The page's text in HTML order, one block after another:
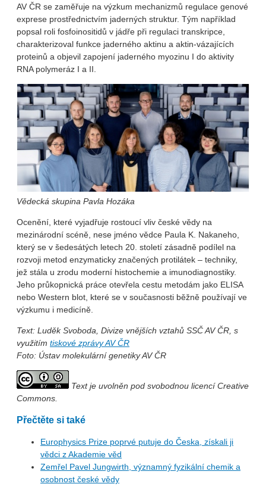
AV ČR se zaměřuje na výzkum mechanizmů regulace genové
exprese prostřednictvím jaderných struktur. Tým například
popsal roli fosfoinositidů v jádře při regulaci transkripce,
charakterizoval funkce jaderného aktinu a aktin-vázajících
proteinů a objevil zapojení jaderného myozinu I do aktivity
RNA polymeráz I a II.
Vědecká skupina Pavla Hozáka
Ocenění, které vyjadřuje rostoucí vliv české vědy na
mezinárodní scéně, nese jméno vědce Paula K. Nakaneho,
který se v šedesátých letech 20. století zásadně podílel na
rozvoji metod enzymaticky značených protilátek – techniky,
jež stála u zrodu moderní histochemie a imunodiagnostiky.
Jeho průkopnická práce otevřela cestu metodám jako ELISA
nebo Western blot, které se v současnosti běžně používají ve
výzkumu i medicíně.
Text: Luděk Svoboda, Divize vnějších vztahů SSČ AV ČR, s
využitím tiskové zprávy AV ČR
Foto: Ústav molekulární genetiky AV ČR
Text je uvolněn pod svobodnou licencí Creative
Commons.
Přečtěte si také
Europhysics Prize poprvé putuje do Česka, získali ji
vědci z Akademie věd
Zemřel Pavel Jungwirth, významný fyzikální chemik a
osobnost české vědy